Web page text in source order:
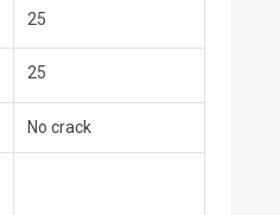
25
25
No crack